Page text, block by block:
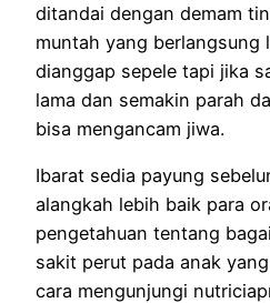
ditandai dengan demam
muntah yang berlangsung
dianggap sepele tapi jika
lama dan semakin parah
bisa mengancam jiwa.
Ibarat sedia payung
alangkah lebih baik para
pengetahuan tentang
sakit perut pada anak
cara mengunjungi